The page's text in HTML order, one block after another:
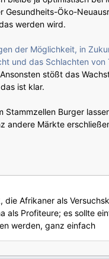
Gesundheits-Öko-
werden wird.
der Möglichkeit, in
und das Schlachten von
stößt das
ist klar.
Stammzellen Burger
andere Märkte
die Afrikaner als
als Profiteure; es sollte
werden, ganz einfach